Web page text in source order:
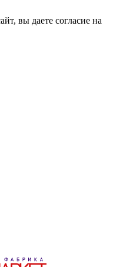
вы даете согласие на